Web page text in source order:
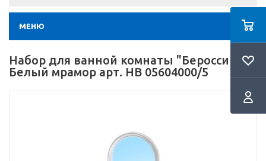
МЕНЮ
Набор для ванной комнаты "Беросси 56"
Белый мрамор арт. НВ 05604000/5